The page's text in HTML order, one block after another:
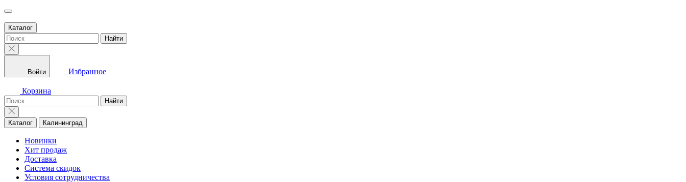
Каталог
Найти
Войти Избранное
Корзина
Найти
Каталог Калининград
Новинки
Хит продаж
Доставка
Система скидок
Условия сотрудничества